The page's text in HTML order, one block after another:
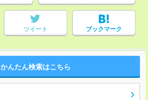
ツイート ブックマーク
かんたん検索はこちら